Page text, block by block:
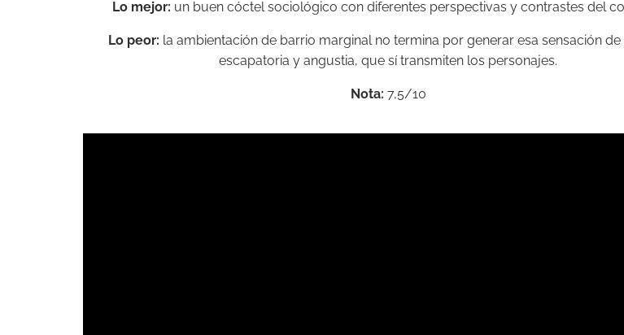
Lo mejor: un buen cóctel sociológico con diferentes perspectivas y contrastes del
Lo peor: la ambientación de barrio marginal no termina por generar esa sensación de
escapatoria y angustia, que sí transmiten los personajes.
Nota: 7,5/10